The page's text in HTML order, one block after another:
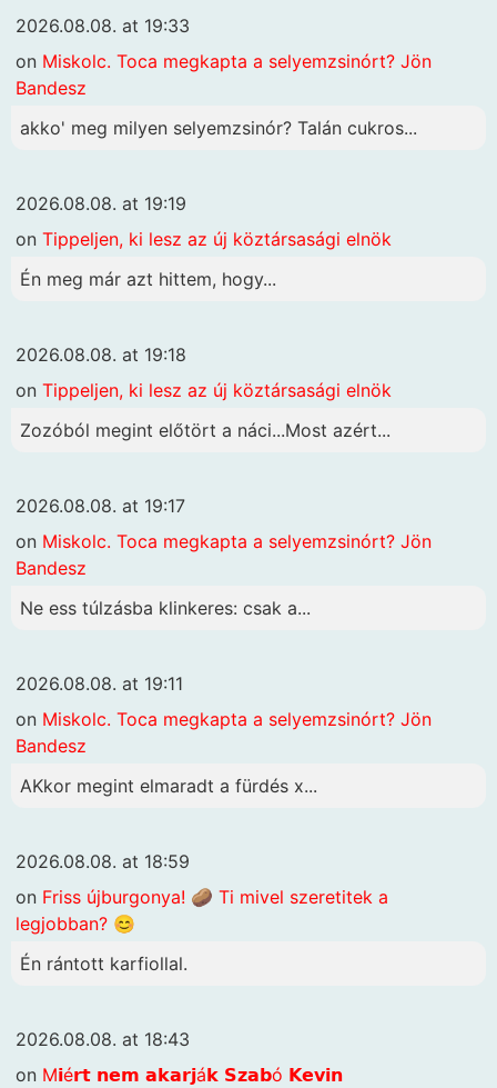
2026.08.08. at 19:33
on Miskolc. Toca megkapta a selyemzsinórt? Jön
Bandesz
akko' meg milyen selyemzsinór? Talán cukros...
2026.08.08. at 19:19
on Tippeljen, ki lesz az új köztársasági elnök
Én meg már azt hittem, hogy...
2026.08.08. at 19:18
on Tippeljen, ki lesz az új köztársasági elnök
Zozóból megint előtört a náci...Most azért...
2026.08.08. at 19:17
on Miskolc. Toca megkapta a selyemzsinórt? Jön
Bandesz
Ne ess túlzásba klinkeres: csak a...
2026.08.08. at 19:11
on Miskolc. Toca megkapta a selyemzsinórt? Jön
Bandesz
AKkor megint elmaradt a fürdés x...
2026.08.08. at 18:59
on Friss újburgonya! 🥔 Ti mivel szeretitek a
legjobban? 😊
Én rántott karfiollal.
2026.08.08. at 18:43
on M𝗶é𝗿𝘁 𝗻𝗲𝗺 𝗮𝗸𝗮𝗿𝗷á𝗸 𝗦𝘇𝗮𝗯ó 𝗞𝗲𝘃𝗶𝗻